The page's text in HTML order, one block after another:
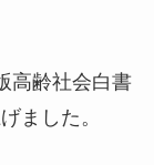
高齢社会白書
ました。